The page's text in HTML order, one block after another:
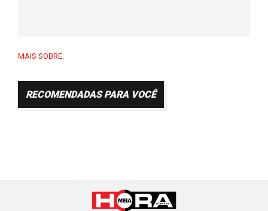
MAIS SOBRE:
RECOMENDADAS PARA VOCÊ